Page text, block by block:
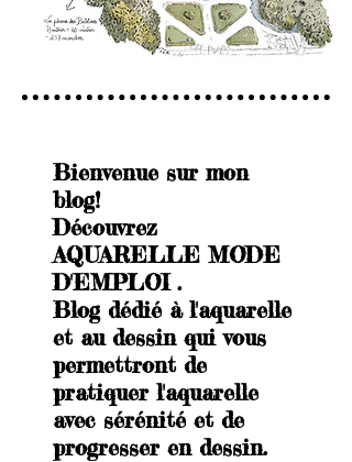
Bienvenue sur mon
blog!
Découvrez
AQUARELLE MODE
D'EMPLOI .
Blog dédié à l'aquarelle
et au dessin qui vous
permettront de
pratiquer l'aquarelle
avec sérénité et de
progresser en dessin.